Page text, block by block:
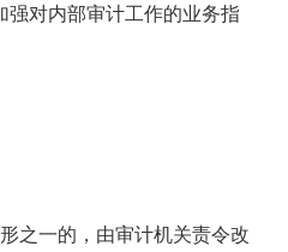
强对内部审计工作的业务指
一的，由审计机关责令改